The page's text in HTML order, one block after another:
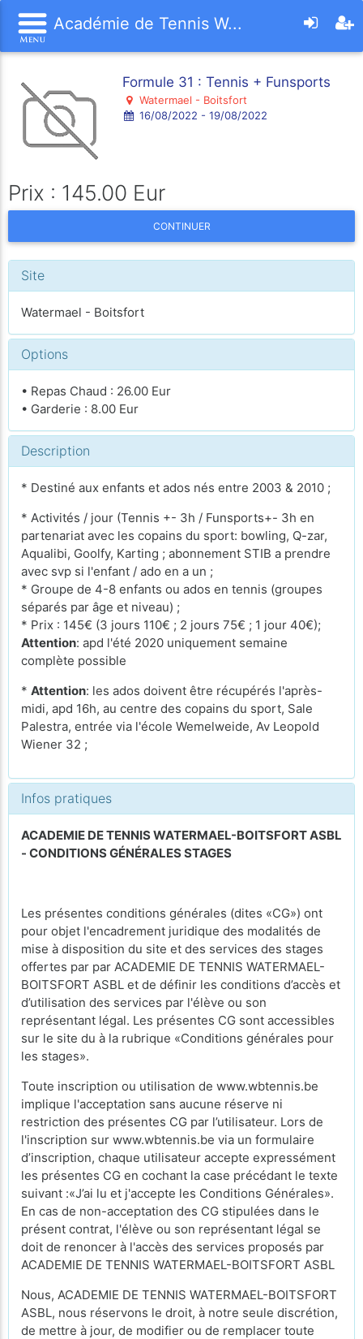
Académie de Tennis W...
Formule 31 : Tennis + Funsports
Watermael - Boitsfort
16/08/2022 - 19/08/2022
Prix : 145.00 Eur
CONTINUER
Site
Watermael - Boitsfort
Options
• Repas Chaud : 26.00 Eur
• Garderie : 8.00 Eur
Description
* Destiné aux enfants et ados nés entre 2003 & 2010 ;
* Activités / jour (Tennis +- 3h / Funsports+- 3h en
partenariat avec les copains du sport: bowling, Q-zar,
Aqualibi, Goolfy, Karting ; abonnement STIB a prendre
avec svp si l'enfant / ado en a un ;
* Groupe de 4-8 enfants ou ados en tennis (groupes
séparés par âge et niveau) ;
* Prix : 145€ (3 jours 110€ ; 2 jours 75€ ; 1 jour 40€);
Attention: apd l'été 2020 uniquement semaine
complète possible
* Attention: les ados doivent être récupérés l'après-
midi, apd 16h, au centre des copains du sport, Sale
Palestra, entrée via l'école Wemelweide, Av Leopold
Wiener 32 ;
Infos pratiques
ACADEMIE DE TENNIS WATERMAEL-BOITSFORT ASBL
- CONDITIONS GÉNÉRALES STAGES
Les présentes conditions générales (dites «CG») ont
pour objet l'encadrement juridique des modalités de
mise à disposition du site et des services des stages
offertes par par ACADEMIE DE TENNIS WATERMAEL-
BOITSFORT ASBL et de définir les conditions d’accès et
d’utilisation des services par l'élève ou son
représentant légal. Les présentes CG sont accessibles
sur le site du à la rubrique «Conditions générales pour
les stages».
Toute inscription ou utilisation de www.wbtennis.be
implique l'acceptation sans aucune réserve ni
restriction des présentes CG par l’utilisateur. Lors de
l'inscription sur www.wbtennis.be via un formulaire
d’inscription, chaque utilisateur accepte expressément
les présentes CG en cochant la case précédant le texte
suivant :«J’ai lu et j'accepte les Conditions Générales».
En cas de non-acceptation des CG stipulées dans le
présent contrat, l'élève ou son représentant légal se
doit de renoncer à l'accès des services proposés par
ACADEMIE DE TENNIS WATERMAEL-BOITSFORT ASBL
Nous, ACADEMIE DE TENNIS WATERMAEL-BOITSFORT
ASBL, nous réservons le droit, à notre seule discrétion,
de mettre à jour, de modifier ou de remplacer toute